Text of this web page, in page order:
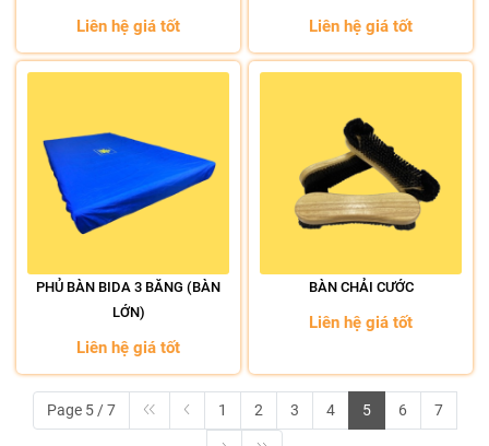
Liên hệ giá tốt Liên hệ giá tốt
PHỦ BÀN BIDA 3 BĂNG (BÀN
LỚN)
Liên hệ giá tốt
BÀN CHẢI CƯỚC
Liên hệ giá tốt
Page 5 / 7 1 2 3 4 5 6 7